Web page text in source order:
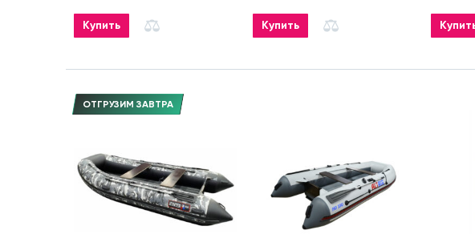
Купить Купить
ОТГРУЗИМ ЗАВТРА